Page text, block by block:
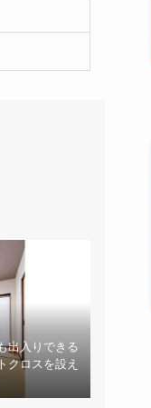
出入りできる
クロスを設え